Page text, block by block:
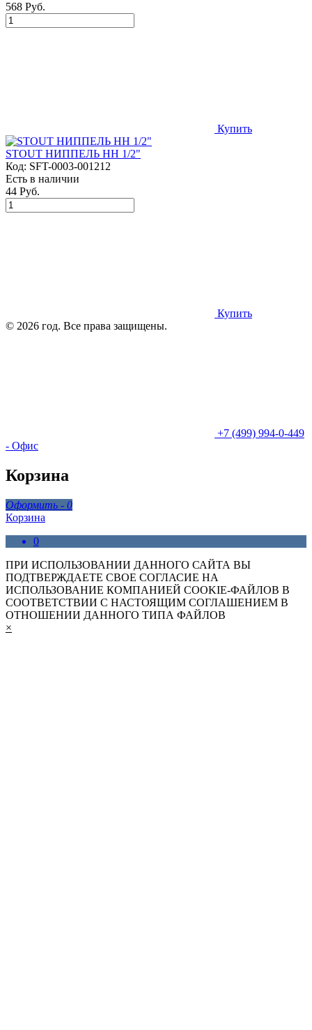
568 Руб.
Купить
STOUT НИППЕЛЬ НН 1/2"
Код: SFT-0003-001212
Есть в наличии
44 Руб.
Купить
© 2026 год. Все права защищены.
+7 (499) 994-0-449
- Офис
Корзина
Оформить - 0
Корзина
0
ПРИ ИСПОЛЬЗОВАНИИ ДАННОГО САЙТА ВЫ
ПОДТВЕРЖДАЕТЕ СВОЕ СОГЛАСИЕ НА
ИСПОЛЬЗОВАНИЕ КОМПАНИЕЙ COOKIE-ФАЙЛОВ В
СООТВЕТСТВИИ С НАСТОЯЩИМ СОГЛАШЕНИЕМ В
ОТНОШЕНИИ ДАННОГО ТИПА ФАЙЛОВ
×